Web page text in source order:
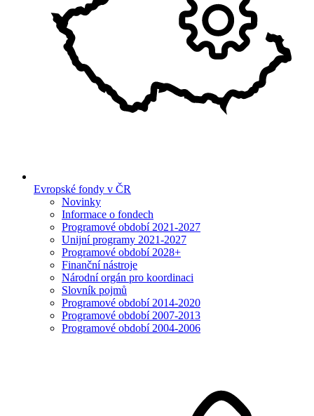
Evropské fondy v ČR
Novinky
Informace o fondech
Programové období 2021-2027
Unijní programy 2021-2027
Programové období 2028+
Finanční nástroje
Národní orgán pro koordinaci
Slovník pojmů
Programové období 2014-2020
Programové období 2007-2013
Programové období 2004-2006